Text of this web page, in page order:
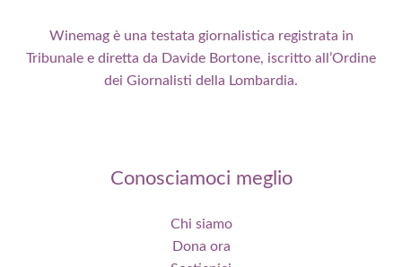
Winemag è una testata giornalistica registrata in
Tribunale e diretta da Davide Bortone, iscritto all’Ordine
dei Giornalisti della Lombardia.
Conosciamoci meglio
Chi siamo
Dona ora